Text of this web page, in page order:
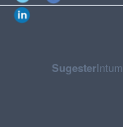
SugesterIntum